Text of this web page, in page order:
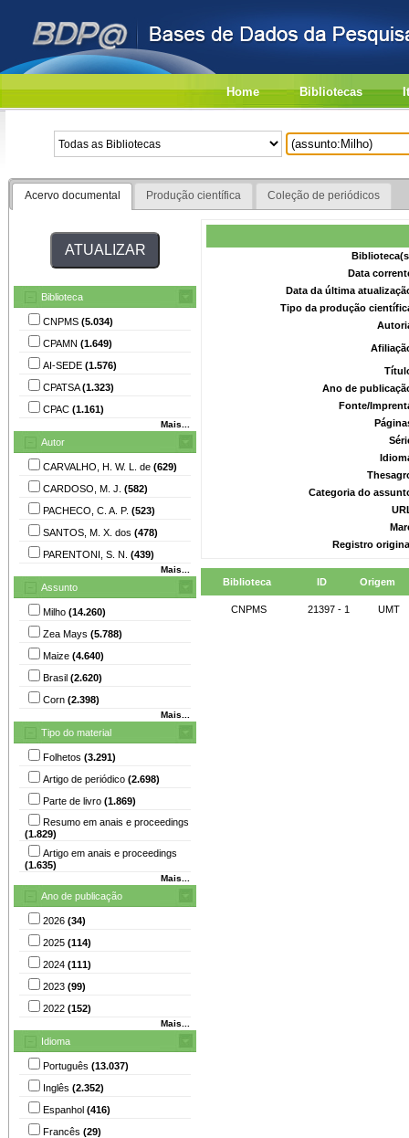
Home Bibliotecas
Acervo documental Produção científica Coleção de periódicos
Biblioteca
CNPMS (5.034)
CPAMN (1.649)
AI-SEDE (1.576)
CPATSA(1.323)
CPAC (1.161)
Mais...
Autor
CARVALHO, H. W. L. de (629)
CARDOSO, M. J. (582)
PACHECO, C. A. P. (523)
SANTOS, M. X. dos (478)
PARENTONI, S. N. (439)
Mais...
Assunto
Milho (14.260)
Zea Mays (5.788)
Maize (4.640)
Brasil (2.620)
Corn (2.398)
Mais...
Tipo do material
Folhetos (3.291)
Artigo de periódico (2.698)
Parte de livro (1.869)
Resumo em anais e proceedings
(1.829)
Artigo em anais e proceedings
(1.635)
Mais...
Ano de publicação
2026 (34)
2025 (114)
2024 (111)
2023 (99)
2022 (152)
Mais...
Idioma
Português (13.037)
Inglês (2.352)
Espanhol (416)
Francês (29)
Data
Data da última
Tipo da produção
Ano de
Fonte/
Categoria do
Registro
Biblioteca ID Origem
CNPMS 21397 - 1 UMT